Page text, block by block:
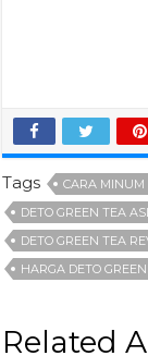
Tags CARA MINUM
DETO GREEN TEA
DETO GREEN TEA
HARGA DETO
Related